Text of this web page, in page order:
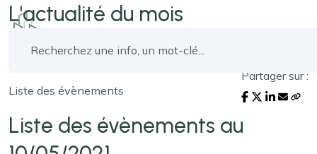
L'actualité du mois
Liste des évènements
Partager sur :
Liste des évènements au